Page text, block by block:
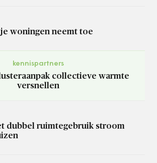
woningen neemt toe
kennispartners
collectieve warmte
versnellen
dubbel ruimtegebruik stroom